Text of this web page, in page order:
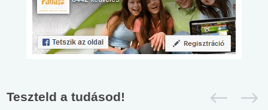
Teszteld a tudásod!